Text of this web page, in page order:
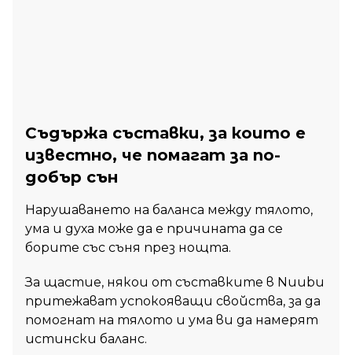
Съдържа съставки, за които е
известно, че помагат за по-
добър сън
Нарушаването на баланса между тялото,
ума и духа може да е причината да се
борите със съня през нощта.
За щастие, някои от съставките в Nuubu
притежават успокояващи свойства, за да
помогнат на тялото и ума ви да намерят
истински баланс.